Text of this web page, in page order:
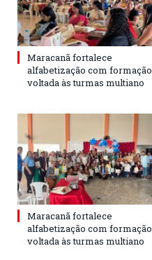
Maracanã fortalece
alfabetização com formação
voltada às turmas multiano
Maracanã fortalece
alfabetização com formação
voltada às turmas multiano